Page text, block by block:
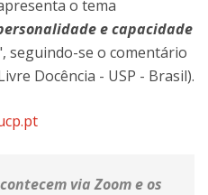
o tema
e capacidade
seguindo-se o comentário
Docência - USP - Brasil).
via Zoom e os